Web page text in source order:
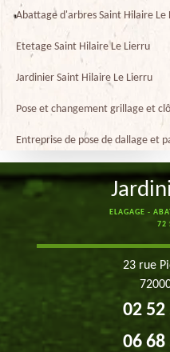
Abattage d'arbres Saint Hilaire Le
Etetage Saint Hilaire Le Lierru
Jardinier Saint Hilaire Le Lierru
Pose et changement grillage et
Entreprise de pose de dallage et
ELAGAGE -
72
23 rue
02 52
06 68